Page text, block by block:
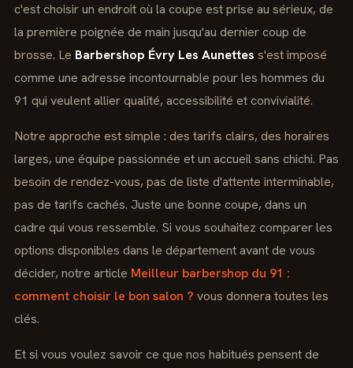
c'est choisir un endroit où la coupe est prise au sérieux, de
la première poignée de main jusqu'au dernier coup de
brosse. Le Barbershop Évry Les Aunettes s'est imposé
comme une adresse incontournable pour les hommes du
91 qui veulent allier qualité, accessibilité et convivialité.
Notre approche est simple : des tarifs clairs, des horaires
larges, une équipe passionnée et un accueil sans chichi. Pas
besoin de rendez-vous, pas de liste d'attente interminable,
pas de tarifs cachés. Juste une bonne coupe, dans un
cadre qui vous ressemble. Si vous souhaitez comparer les
options disponibles dans le département avant de vous
décider, notre article Meilleur barbershop du 91 :
comment choisir le bon salon ? vous donnera toutes les
clés.
Et si vous voulez savoir ce que nos habitués pensent de